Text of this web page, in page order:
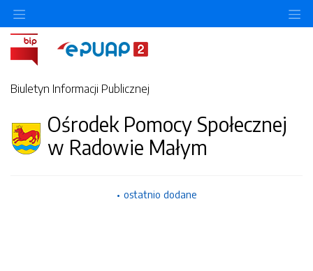
Biuletyn Informacji Publicznej
Ośrodek Pomocy Społecznej
w Radowie Małym
ostatnio dodane